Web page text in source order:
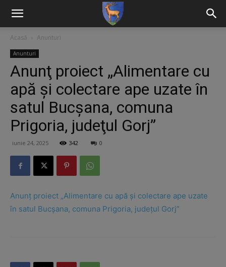
Acasă Anunturi
Anunturi
Anunţ proiect „Alimentare cu
apă şi colectare ape uzate în
satul Bucşana, comuna
Prigoria, judeţul Gorj”
iunie 24, 2025 342 0
Anunţ proiect „Alimentare cu apă şi colectare ape uzate
în satul Bucşana, comuna Prigoria, judeţul Gorj”